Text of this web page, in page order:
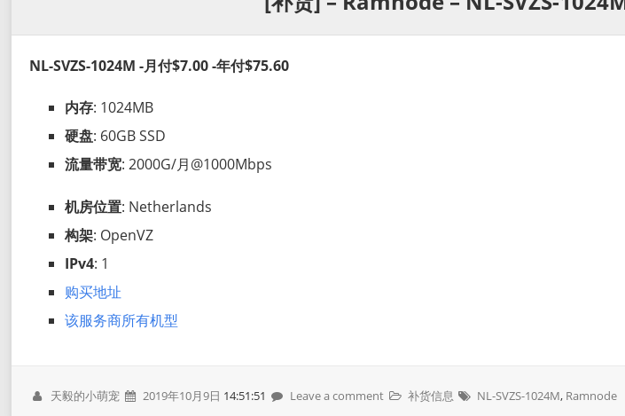
NL-SVZS-1024M -月付$7.00 -年付$75.60
内存: 1024MB
硬盘: 60GB SSD
流量带宽: 2000G/月@1000Mbps
机房位置: Netherlands
构架: OpenVZ
IPv4: 1
购买地址
该服务商所有机型
天毅的小萌宠 2019年10月9日 14:51:51 Leave a comment 补货信息 NL-SVZS-1024M, Ramnode